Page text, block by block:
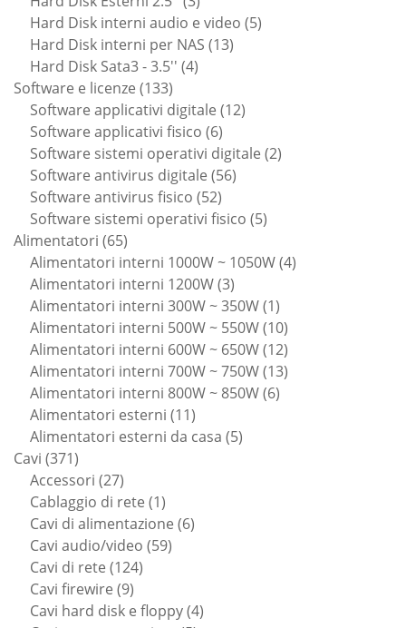
prodotti
Hard Disk interni audio e video 55
Hard Disk interni per NAS 1313
Hard Disk Sata3 - 3.5'' 44
Software e licenze 133133
prodotti
Software applicativi digitale 1212
Software applicativi fisico 66
prodotti
Software sistemi operativi digitale 22
Software antivirus digitale 5656
Software antivirus fisico 5252
prodotti
Software sistemi operativi fisico 55
Alimentatori 6565
prodotti
Alimentatori interni 1000W ~ 1050W 44
Alimentatori interni 1200W 33
prodotti
Alimentatori interni 300W ~ 350W 11
prodotto
Alimentatori interni 500W ~ 550W 1010
prodotti
Alimentatori interni 600W ~ 650W 1212
prodotti
Alimentatori interni 700W ~ 750W 1313
Alimentatori interni 800W ~ 850W 66
Alimentatori esterni 1111
prodotti
Alimentatori esterni da casa 55
Cavi 371371
prodotti
Accessori 2727
prodotti
Cablaggio di rete 11
prodotto
Cavi di alimentazione 66
Cavi audio/video 5959
Cavi di rete 124124
Cavi firewire 99
prodotti
Cavi hard disk e floppy 44